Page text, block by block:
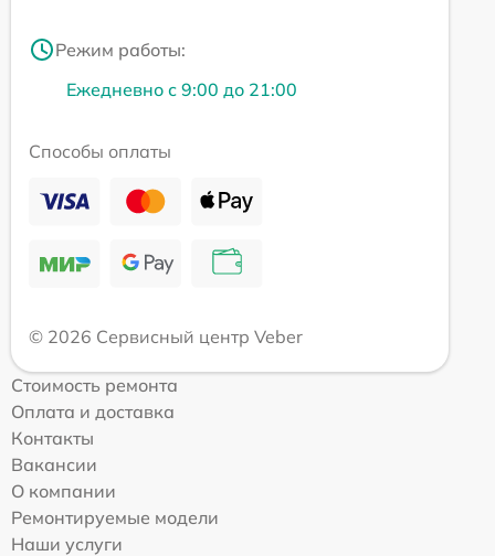
Режим работы:
Ежедневно с 9:00 до 21:00
Способы оплаты
© 2026 Сервисный центр Veber
Стоимость ремонта
Оплата и доставка
Контакты
Вакансии
О компании
Ремонтируемые модели
Наши услуги